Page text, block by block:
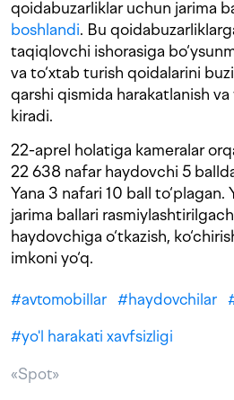
qoidabuzarliklar uchun jarima
boshlandi. Bu
taqiqlovchi ishorasiga
va to‘xtab turish qoidalarini
qarshi qismida harakatlanish
kiradi.
22-aprel holatiga kameralar
22 638 nafar haydovchi 5
Yana 3 nafari 10 ball to‘plagan.
jarima ballari
haydovchiga o‘tkazish,
imkoni yo‘q.
#avtomobillar #haydovchilar
#yo'l harakati xavfsizligi
«Spot»